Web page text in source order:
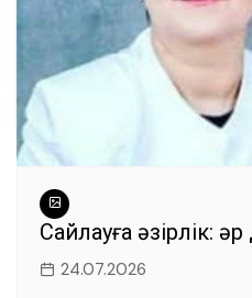
Сайлауға әзірлік:
24.07.2026